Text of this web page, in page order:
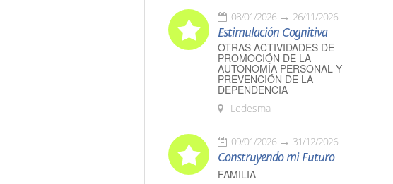
08/01/2026 26/11/2026
Estimulación Cognitiva
OTRAS ACTIVIDADES DE
PROMOCIÓN DE LA
AUTONOMÍA PERSONAL Y
PREVENCIÓN DE LA
DEPENDENCIA
Ledesma
09/01/2026 31/12/2026
Construyendo mi Futuro
FAMILIA